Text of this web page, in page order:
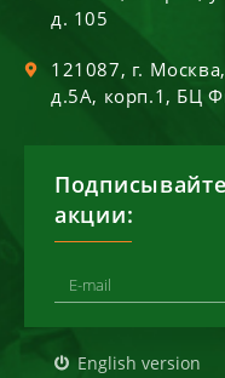
д. 105
121087, г. Москва,
д.5А, корп.1, БЦ
акции:
English version